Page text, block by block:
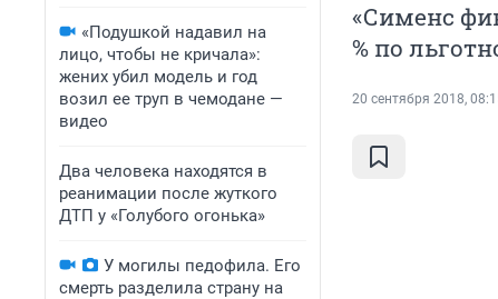
«Подушкой надавил на
лицо, чтобы не кричала»:
жених убил модель и год
возил ее труп в чемодане —
видео
Два человека находятся в
реанимации после жуткого
ДТП у «Голубого огонька»
У могилы педофила. Его
смерть разделила страну на
«Сименс
% по
20 сентября 2018,